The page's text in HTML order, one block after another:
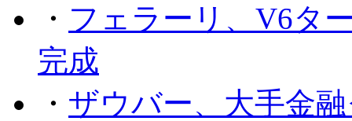
・ フェラーリ、V6タ
完成
・ ザウバー、大手金